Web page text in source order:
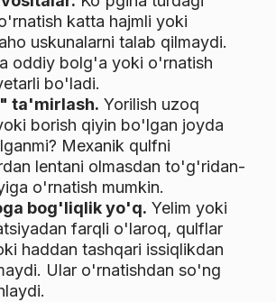
katta hajmli yoki
uskunalarni talab qilmaydi.
oddiy bolg'a yoki o'rnatish
bo'ladi.
ta'mirlash. Yorilish uzoq
borish qiyin bo'lgan joyda
Mexanik qulfni
lentani olmasdan to'g'ridan-
o'rnatish mumkin.
bog'liqlik yo'q. Yelim yoki
farqli o'laroq, qulflar
haddan tashqari issiqlikdan
Ular o'rnatishdan so'ng